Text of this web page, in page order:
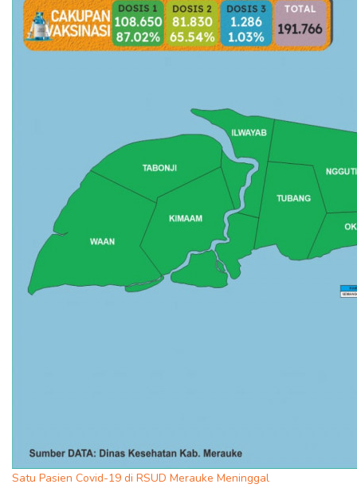
Satu Pasien Covid-19 di RSUD Merauke Meninggal